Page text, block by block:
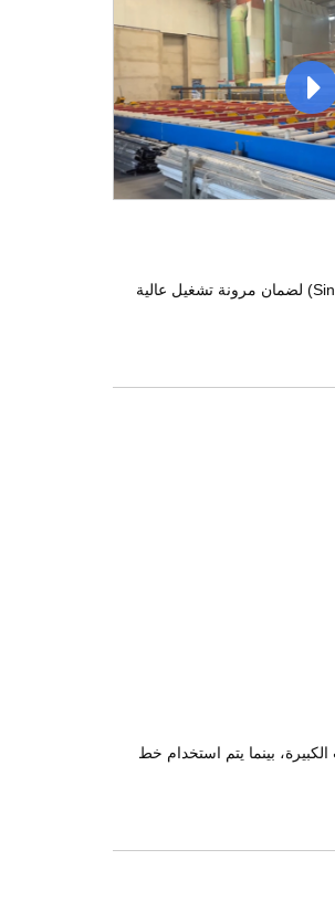
نظرًا لتنوع كبير في أشكال وتصاميم المقاطع لدى العميل، تم اقتراح استخدام فرن تسخين بليت أحادي القطعة (Single-Billet Fast Heating Furnace) لضمان مرونة تشغيل عالية
المقاطع الإنشائية والإطارات الكبيرة، بينما يتم استخدام خط